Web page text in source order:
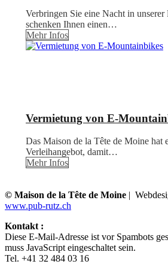
Verbringen Sie eine Nacht in
schenken Ihnen einen…
Mehr Infos
Vermietung von E-
Das Maison de la Tête de Moine hat
Verleihangebot, damit…
Mehr Infos
© Maison de la Tête de Moine |
www.pub-rutz.ch
Kontakt :
Diese E-Mail-Adresse ist vor Spambots
muss JavaScript eingeschaltet sein.
Tel. +41 32 484 03 16